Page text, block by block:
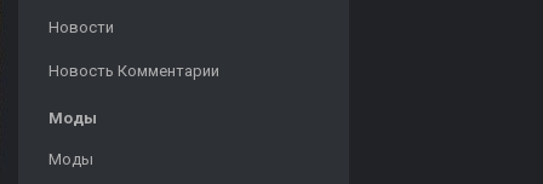
Новости
Новость Комментарии
Моды
Моды